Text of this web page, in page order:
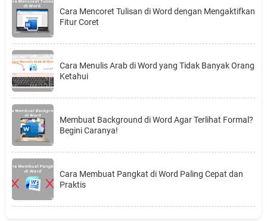
Cara Mencoret Tulisan di Word dengan Mengaktifkan
Fitur Coret
Cara Menulis Arab di Word yang Tidak Banyak Orang
Ketahui
Membuat Background di Word Agar Terlihat Formal?
Begini Caranya!
Cara Membuat Pangkat di Word Paling Cepat dan
Praktis